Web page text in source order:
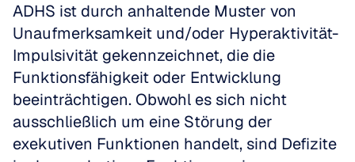
ADHS ist durch anhaltende Muster von
Unaufmerksamkeit und/oder Hyperaktivität-
Impulsivität gekennzeichnet, die die
Funktionsfähigkeit oder Entwicklung
beeinträchtigen. Obwohl es sich nicht
ausschließlich um eine Störung der
exekutiven Funktionen handelt, sind Defizite